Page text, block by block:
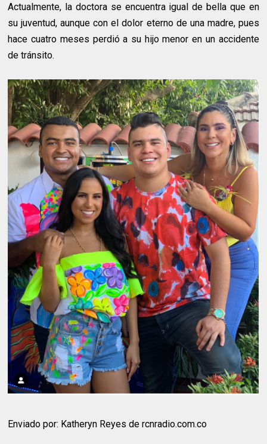
Actualmente, la doctora se encuentra igual de bella que en
su juventud, aunque con el dolor eterno de una madre, pues
hace cuatro meses perdió a su hijo menor en un accidente
de tránsito.
Enviado por: Katheryn Reyes de rcnradio.com.co